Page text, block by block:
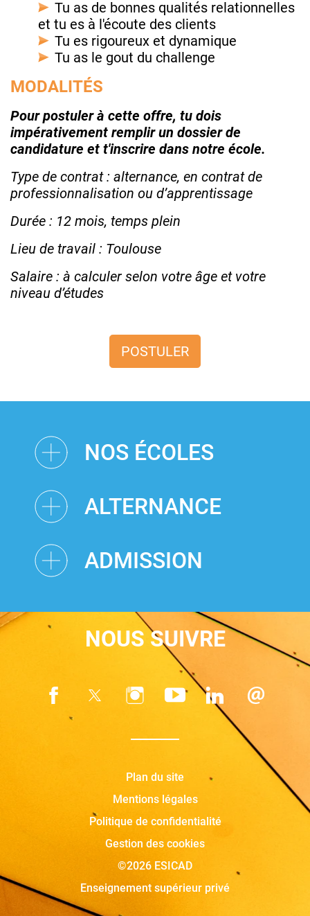
Tu as de bonnes qualités relationnelles
et tu es à l'écoute des clients
Tu es rigoureux et dynamique
Tu as le gout du challenge
MODALITÉS
Pour postuler à cette offre, tu dois
impérativement remplir un dossier de
candidature et t'inscrire dans notre école.
Type de contrat : alternance, en contrat de
professionnalisation ou d’apprentissage
Durée : 12 mois, temps plein
Lieu de travail : Toulouse
Salaire : à calculer selon votre âge et votre
niveau d’études
POSTULER
NOS ÉCOLES
ALTERNANCE
ADMISSION
NOUS SUIVRE
Plan du site
Mentions légales
Politique de confidentialité
Gestion des cookies
©2026 ESICAD
Enseignement supérieur privé